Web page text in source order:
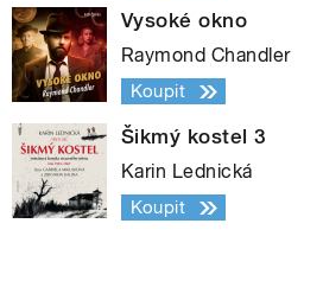
Vysoké okno
Raymond Chandler
Koupit
Šikmý kostel 3
Karin Lednická
Koupit